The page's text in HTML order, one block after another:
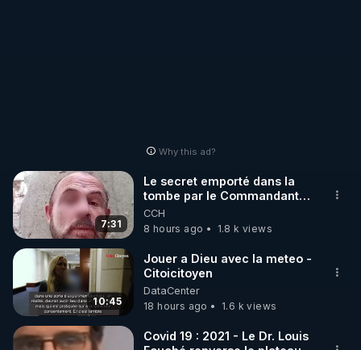
Why this ad?
7:31
Le secret emporté dans la
tombe par le Commandant
Cousteau le 25 juin 1997
CCH
8 hours ago
1.8 k views
10:45
Jouer a Dieu avec la meteo -
Citoicitoyen
DataCenter
18 hours ago
1.6 k views
Covid 19 : 2021 - Le Dr. Louis